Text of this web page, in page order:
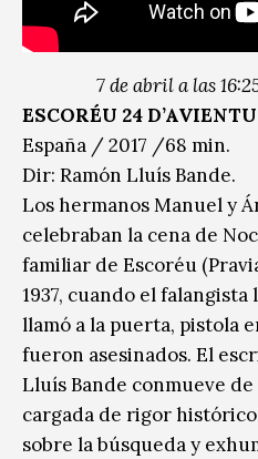
7 de abril a las
ESCORÉU 24
España / 2017 /68 min.
Dir: Ramón Lluís Bande.
Los hermanos Manuel y
celebraban la cena de
familiar de Escoréu
1937, cuando el
llamó a la puerta, pistola
fueron asesinados. El
Lluís Bande conmueve
cargada de rigor
sobre la búsqueda y